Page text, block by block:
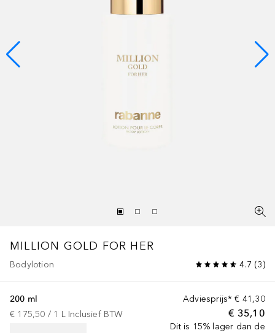
MILLION GOLD FOR HER
Bodylotion 4.7 (3)
Adviesprijs* € 41,30
€ 35,10
Dit is 15% lager dan de
200 ml
€ 175,50 / 1 L Inclusief BTW